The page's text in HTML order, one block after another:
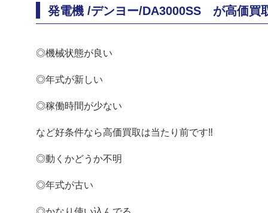
発電機 /デンヨー/DA3000SS が高価買
◎機械状態が良い
◎年式が新しい
◎稼働時間が少ない
など好条件なら高価買取は当たり前です‼
◎動くかどうか不明
◎年式が古い